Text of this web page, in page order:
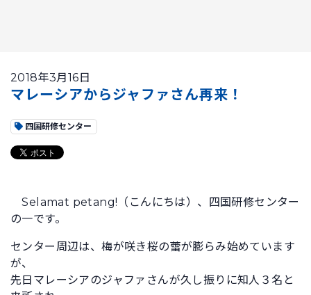
2018年3月16日
マレーシアからジャファさん再来！
四国研修センター
Selamat petang!（こんにちは）、四国研修センター
の一です。
センター周辺は、梅が咲き桜の蕾が膨らみ始めています
が、
先日マレーシアのジャファさんが久し振りに知人３名と